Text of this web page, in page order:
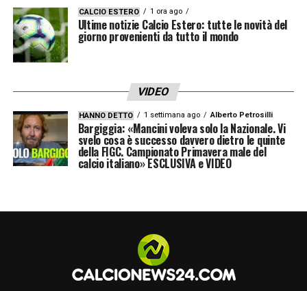
CALCIO ESTERO 1 ora ago
Ultime notizie Calcio Estero: tutte le novità del
giorno provenienti da tutto il mondo
VIDEO
HANNO DETTO 1 settimana ago Alberto Petrosilli
Bargiggia: «Mancini voleva solo la Nazionale. Vi
svelo cosa è successo davvero dietro le quinte
della FIGC. Campionato Primavera male del
calcio italiano» ESCLUSIVA e VIDEO